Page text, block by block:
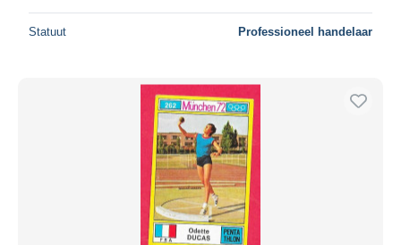
Statuut Professioneel handelaar